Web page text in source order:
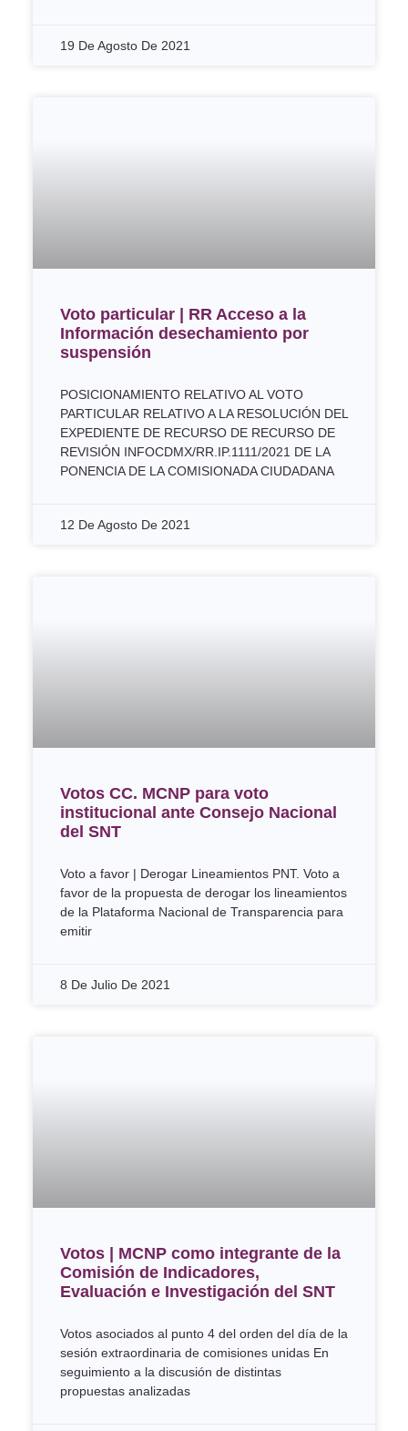
19 De Agosto De 2021
Voto particular | RR Acceso a la
Información desechamiento por
suspensión
POSICIONAMIENTO RELATIVO AL VOTO
PARTICULAR RELATIVO A LA RESOLUCIÓN DEL
EXPEDIENTE DE RECURSO DE RECURSO DE
REVISIÓN INFOCDMX/RR.IP.1111/2021 DE LA
PONENCIA DE LA COMISIONADA CIUDADANA
12 De Agosto De 2021
Votos CC. MCNP para voto
institucional ante Consejo Nacional
del SNT
Voto a favor | Derogar Lineamientos PNT. Voto a
favor de la propuesta de derogar los lineamientos
de la Plataforma Nacional de Transparencia para
emitir
8 De Julio De 2021
Votos | MCNP como integrante de la
Comisión de Indicadores,
Evaluación e Investigación del SNT
Votos asociados al punto 4 del orden del día de la
sesión extraordinaria de comisiones unidas En
seguimiento a la discusión de distintas
propuestas analizadas